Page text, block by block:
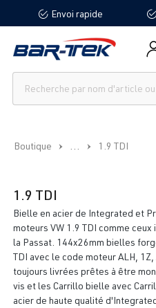
principalEnvoi rapide
Boutique ... 1.9 TDI
1.9 TDI
Bielle en acier de Integrated et
moteurs VW 1.9 TDI comme
la Passat. 144x26mm bielles
TDI avec le code moteur ALH,
toujours livrées prêtes à être
vis et les Carrillo bielle avec
acier de haute qualité